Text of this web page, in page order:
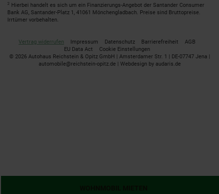
2 Hierbei handelt es sich um ein Finanzierungs-Angebot der Santander Consumer
Bank AG, Santander-Platz 1, 41061 Mönchengladbach. Preise sind Bruttopreise.
Irrtümer vorbehalten.
Vertrag widerrufen Impressum Datenschutz Barrierefreiheit
AGB
EU Data Act
Cookie Einstellungen
© 2026 Autohaus Reichstein & Opitz GmbH | Amsterdamer Str. 1 | DE-07747 Jena |
automobile@reichstein-opitz.de | Webdesign by audaris.de